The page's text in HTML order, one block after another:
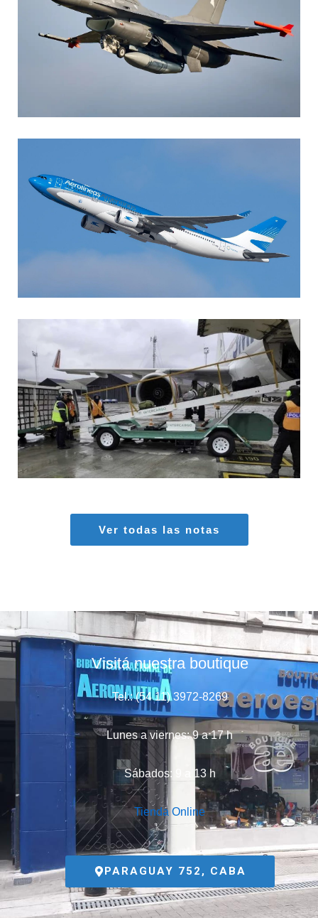
AGUSTIN BOFFI
Aviación Militar, Fuerza Aérea Argentina
MARIA SONZINI
MARIA SONZINI
Aeropuertos, Aviación General
Ver todas las notas
Visitá nuestra boutique
Tel.: (54 11) 3972-8269
Lunes a viernes: 9 a 17 h
Sábados: 9 a 13 h
Tienda Online
PARAGUAY 752, CABA